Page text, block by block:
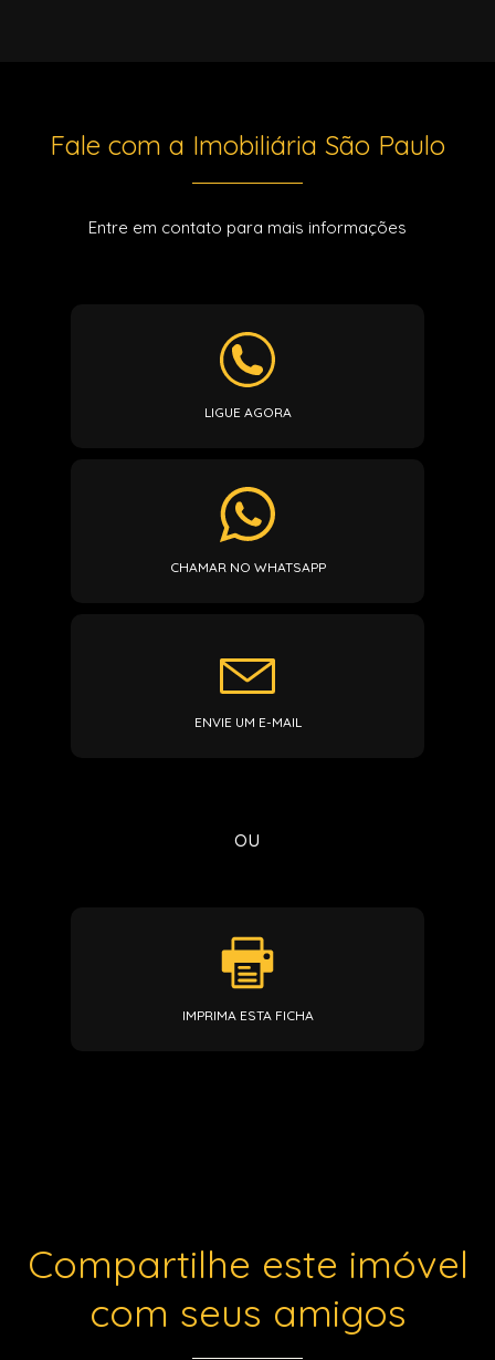
Fale com a Imobiliária São Paulo
Entre em contato para mais informações
LIGUE AGORA
CHAMAR NO WHATSAPP
ENVIE UM E-MAIL
ou
IMPRIMA ESTA FICHA
Compartilhe este imóvel
com seus amigos